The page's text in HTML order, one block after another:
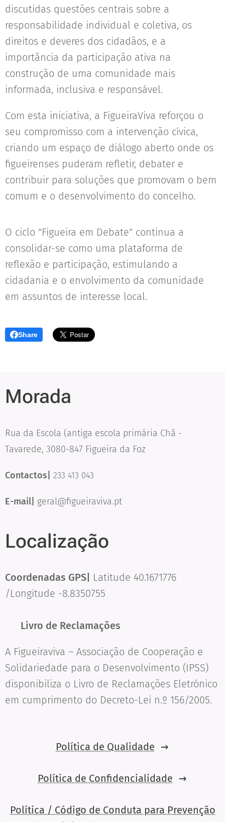
discutidas questões centrais sobre a
responsabilidade individual e coletiva, os
direitos e deveres dos cidadãos, e a
importância da participação ativa na
construção de uma comunidade mais
informada, inclusiva e responsável.
Com esta iniciativa, a FigueiraViva reforçou o
seu compromisso com a intervenção cívica,
criando um espaço de diálogo aberto onde os
figueirenses puderam refletir, debater e
contribuir para soluções que promovam o bem
comum e o desenvolvimento do concelho.
O ciclo "Figueira em Debate" continua a
consolidar-se como uma plataforma de
reflexão e participação, estimulando a
cidadania e o envolvimento da comunidade
em assuntos de interesse local.
Share
Morada
Rua da Escola (antiga escola primária Chã -
Tavarede, 3080-847 Figueira da Foz
Contactos| 233 413 043
E-mail| geral@figueiraviva.pt
Localização
Coordenadas GPS| Latitude 40.1671776
/Longitude -8.8350755
Livro de Reclamações
A Figueiraviva – Associação de Cooperação e
Solidariedade para o Desenvolvimento (IPSS)
disponibiliza o Livro de Reclamações Eletrónico
em cumprimento do Decreto-Lei n.º 156/2005.
Política de Qualidade
Política de Confidencialidade
Política / Código de Conduta para Prevenção